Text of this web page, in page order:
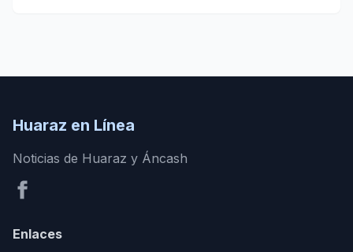
Huaraz en Línea
Noticias de Huaraz y Áncash
Enlaces